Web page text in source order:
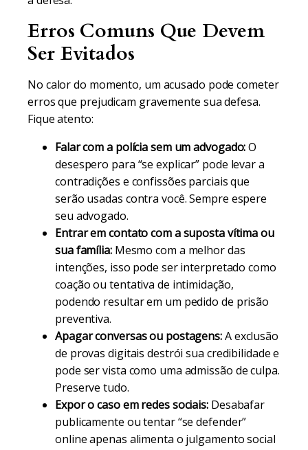
Erros Comuns Que Devem
Ser Evitados
No calor do momento, um acusado pode cometer
erros que prejudicam gravemente sua defesa.
Fique atento:
Falar com a polícia sem um advogado:O
desespero para “se explicar” pode levar a
contradições e confissões parciais que
serão usadas contra você. Sempre espere
seu advogado.
Entrar em contato com a suposta vítima ou
sua família:Mesmo com a melhor das
intenções, isso pode ser interpretado como
coação ou tentativa de intimidação,
podendo resultar em um pedido de prisão
preventiva.
Apagar conversas ou postagens:A exclusão
de provas digitais destrói sua credibilidade e
pode ser vista como uma admissão de culpa.
Preserve tudo.
Expor o caso em redes sociais: Desabafar
publicamente ou tentar “se defender”
online apenas alimenta o julgamento social